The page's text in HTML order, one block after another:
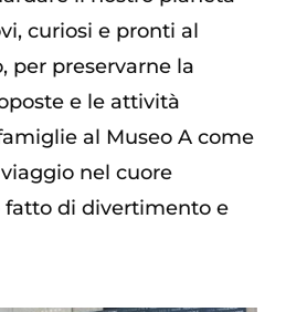
curiosi e pronti al
per preservarne la
e le attività
al Museo A come
nel cuore
fatto di divertimento e